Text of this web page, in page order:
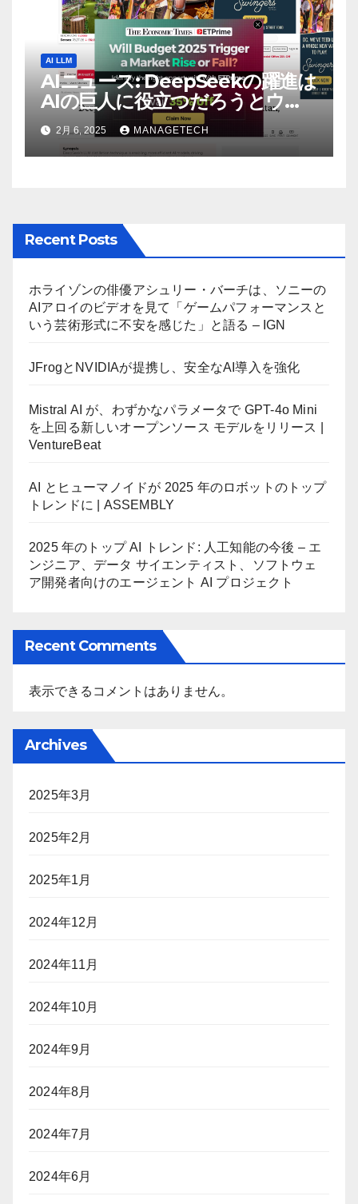
AI LLM
AIニュース: DeepSeekの躍進は
AIの巨人に役立つだろうとウォ
ール街のアナリストが語る –
The Economic Times
2月 6, 2025 MANAGETECH
Recent Posts
ホライゾンの俳優アシュリー・バーチは、ソニーの
AIアロイのビデオを見て「ゲームパフォーマンスと
いう芸術形式に不安を感じた」と語る – IGN
JFrogとNVIDIAが提携し、安全なAI導入を強化
Mistral AI が、わずかなパラメータで GPT-4o Mini
を上回る新しいオープンソース モデルをリリース |
VentureBeat
AI とヒューマノイドが 2025 年のロボットのトップ
トレンドに | ASSEMBLY
2025 年のトップ AI トレンド: 人工知能の今後 – エ
ンジニア、データ サイエンティスト、ソフトウェ
ア開発者向けのエージェント AI プロジェクト
Recent Comments
表示できるコメントはありません。
Archives
2025年3月
2025年2月
2025年1月
2024年12月
2024年11月
2024年10月
2024年9月
2024年8月
2024年7月
2024年6月